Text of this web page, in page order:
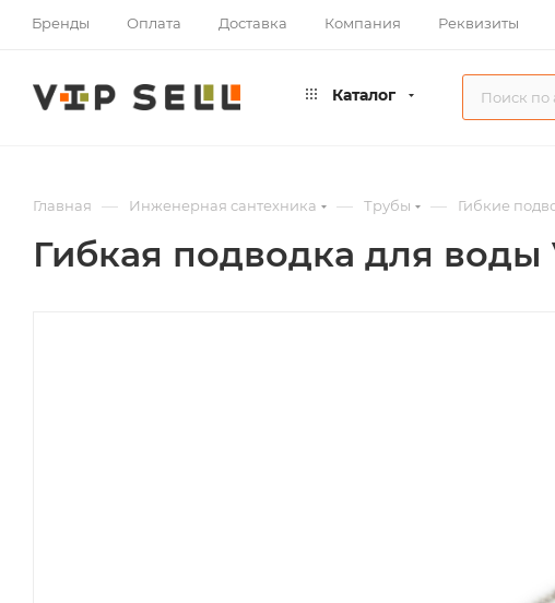
Бренды Оплата Доставка Компания Реквизиты
Каталог
Главная — Инженерная сантехника — Трубы — Гибкие
Гибкая подводка для воды